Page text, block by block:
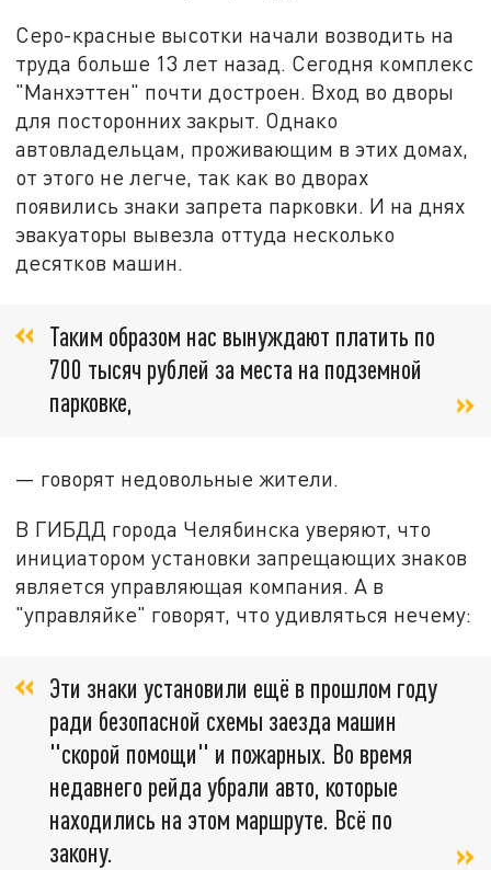
Серо-красные высотки начали возводить на
труда больше 13 лет назад. Сегодня комплекс
"Манхэттен" почти достроен. Вход во дворы
для посторонних закрыт. Однако
автовладельцам, проживающим в этих домах,
от этого не легче, так как во дворах
появились знаки запрета парковки. И на днях
эвакуаторы вывезла оттуда несколько
десятков машин.
Таким образом нас вынуждают платить по
700 тысяч рублей за места на подземной
парковке,
— говорят недовольные жители.
В ГИБДД города Челябинска уверяют, что
инициатором установки запрещающих знаков
является управляющая компания. А в
"управляйке" говорят, что удивляться нечему:
Эти знаки установили ещё в прошлом году
ради безопасной схемы заезда машин
"скорой помощи" и пожарных. Во время
недавнего рейда убрали авто, которые
находились на этом маршруте. Всё по
закону.